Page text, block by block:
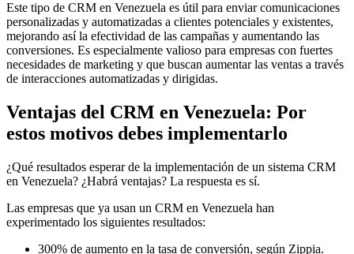
Este tipo de CRM en Venezuela es útil para enviar comunicaciones
personalizadas y automatizadas a clientes potenciales y existentes,
mejorando así la efectividad de las campañas y aumentando las
conversiones. Es especialmente valioso para empresas con fuertes
necesidades de marketing y que buscan aumentar las ventas a través
de interacciones automatizadas y dirigidas.
Ventajas del CRM en Venezuela: Por
estos motivos debes implementarlo
¿Qué resultados esperar de la implementación de un sistema CRM
en Venezuela? ¿Habrá ventajas? La respuesta es sí.
Las empresas que ya usan un CRM en Venezuela han
experimentado los siguientes resultados:
300% de aumento en la tasa de conversión, según Zippia.